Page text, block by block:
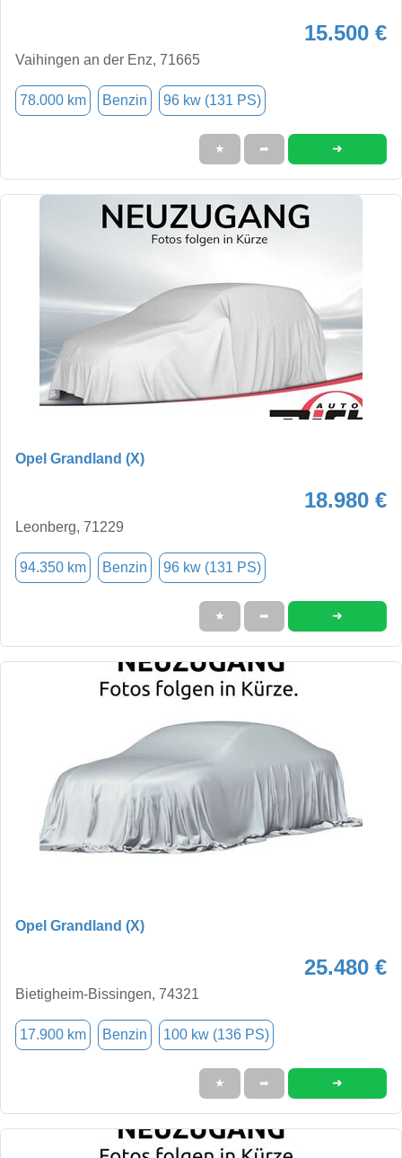
15.500 €
Vaihingen an der Enz, 71665
78.000 km Benzin 96 kw (131 PS)
★ ➦ ➜
Opel Grandland (X)
18.980 €
Leonberg, 71229
94.350 km Benzin 96 kw (131 PS)
★ ➦ ➜
Opel Grandland (X)
25.480 €
Bietigheim-Bissingen, 74321
17.900 km Benzin 100 kw (136 PS)
★ ➦ ➜